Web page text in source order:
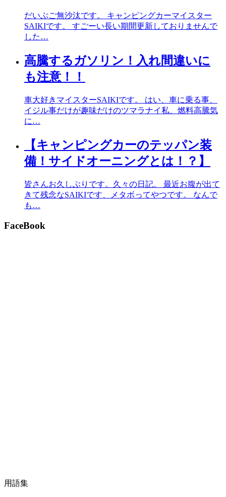
だいぶご無沙汰です。 キャンピングカーマイスター
SAIKIです。 すごーい長い期間更新しておりませんで
した…
高騰するガソリン！入れ間違いに
も注意！！
車大好きマイスターSAIKIです。 はい、車に乗る事、
イジル事だけが趣味だけのツマラナイ私、燃料高騰気
に…
【キャンピングカーのテッパン装
備！サイドオーニングとは！？】
皆さんお久しぶりです。久々の日記。 最近お腹が出て
きて残念なSAIKIです、メタボってやつです。 なんで
も…
FaceBook
用語集